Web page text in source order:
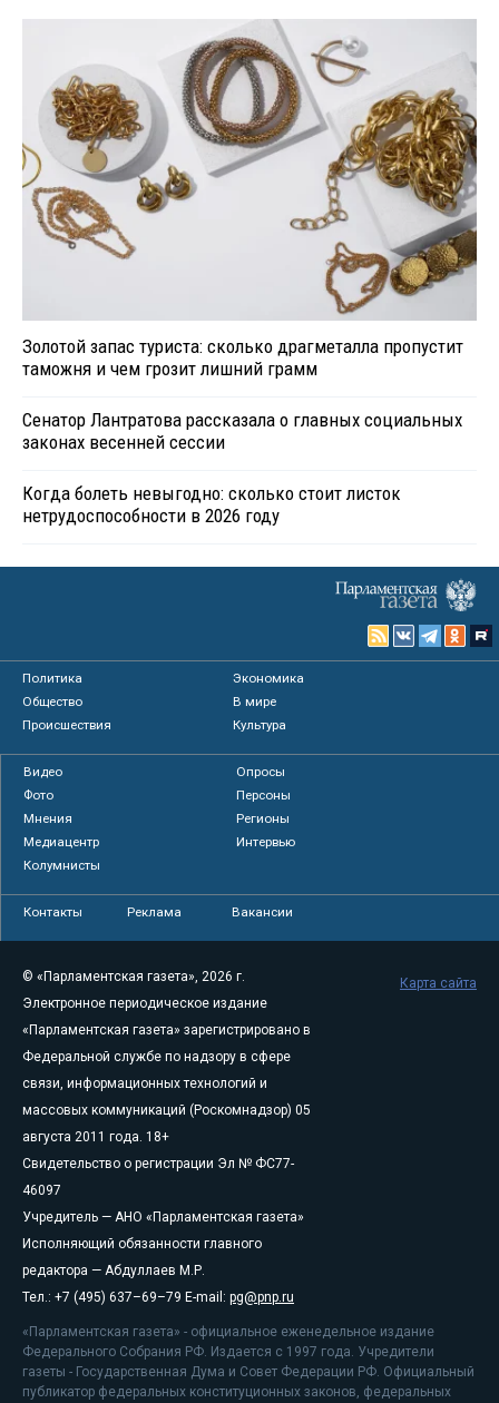
Золотой запас туриста: сколько драгметалла пропустит
таможня и чем грозит лишний грамм
Сенатор Лантратова рассказала о главных социальных
законах весенней сессии
Когда болеть невыгодно: сколько стоит листок
нетрудоспособности в 2026 году
Политика
Экономика
Общество
В мире
Происшествия
Культура
Видео
Опросы
Фото
Персоны
Мнения
Регионы
Медиацентр
Интервью
Колумнисты
Контакты Реклама Вакансии
© «Парламентская газета», 2026 г.
Электронное периодическое издание
«Парламентская газета» зарегистрировано в
Федеральной службе по надзору в сфере
связи, информационных технологий и
массовых коммуникаций (Роскомнадзор) 05
августа 2011 года. 18+
Свидетельство о регистрации Эл № ФС77-
46097
Учредитель — АНО «Парламентская газета»
Исполняющий обязанности главного
редактора — Абдуллаев М.Р.
Тел.: +7 (495) 637–69–79 E-mail: pg@pnp.ru
«Парламентская газета» - официальное еженедельное издание
Федерального Собрания РФ. Издается с 1997 года. Учредители
газеты - Государственная Дума и Совет Федерации РФ. Официальный
публикатор федеральных конституционных законов, федеральных
Карта сайта